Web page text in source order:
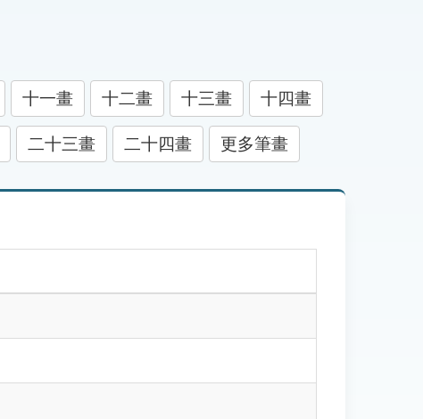
十一畫 十二畫 十三畫 十四畫
二十三畫 二十四畫 更多筆畫